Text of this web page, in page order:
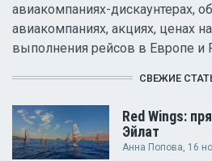
авиакомпаниях-дискаунтерах,
авиакомпаниях, акциях, ценах
выполнения рейсов в Европе и
СВЕЖИЕ
Red Wings:
Эйлат
Анна Попова, 16